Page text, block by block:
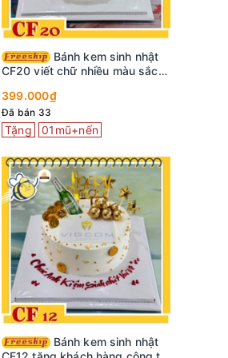
Bánh kem sinh nhật
CF20 viết chữ nhiều màu sắc
399.000₫
Đã bán 33
Tặng 01mũ+nến
Bánh kem sinh nhật